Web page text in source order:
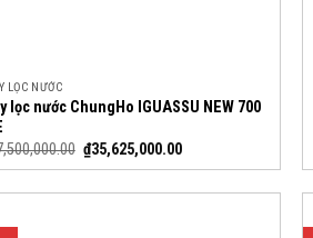
LỌC NƯỚC
lọc nước ChungHo IGUASSU NEW 700
₫35,625,000.00